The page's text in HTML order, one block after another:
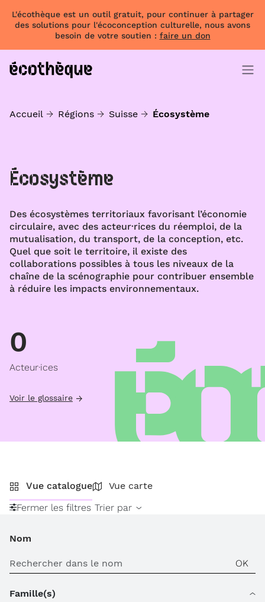
L'écothèque est un outil gratuit, pour continuer à partager
des solutions pour l'écoconception culturelle, nous avons
besoin de votre soutien : faire un don
Accueil Régions Suisse Écosystème
Écosystème
Des écosystèmes territoriaux favorisant l’économie
circulaire, avec des acteur·rices du réemploi, de la
mutualisation, du transport, de la conception, etc.
Quel que soit le territoire, il existe des
collaborations possibles à tous les niveaux de la
chaîne de la scénographie pour contribuer ensemble
à réduire les impacts environnementaux.
0
Acteur·ices
Voir le glossaire
Vue catalogue
Vue carte
Fermer les filtres Trier par
Nom
Famille(s)